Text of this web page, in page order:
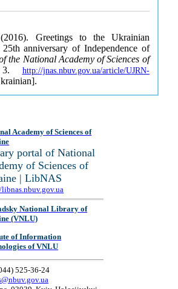
Greetings to the Ukrainian
anniversary of Independence of
the National Academy of Sciences of
http://jnas.nbuv.gov.ua/article/UJRN-
Academy of Sciences of
portal of National
of Sciences of
| LibNAS
National Library of
(VNLU)
of Information
of VNLU
525-36-24